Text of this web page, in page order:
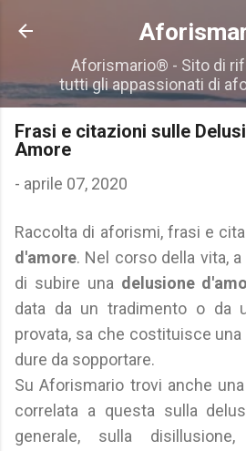
Passa ai contenuti
Aforismario® - Sito di
tutti gli appassionati di
Frasi e citazioni sulle
Amore
- aprile 07, 2020
Raccolta di aforismi, frasi e
d'amore. Nel corso della vita,
di subire una delusione
data da un tradimento o da
provata, sa che costituisce
dure da sopportare.
Su Aforismario trovi anche
correlata a questa sulla
generale, sulla